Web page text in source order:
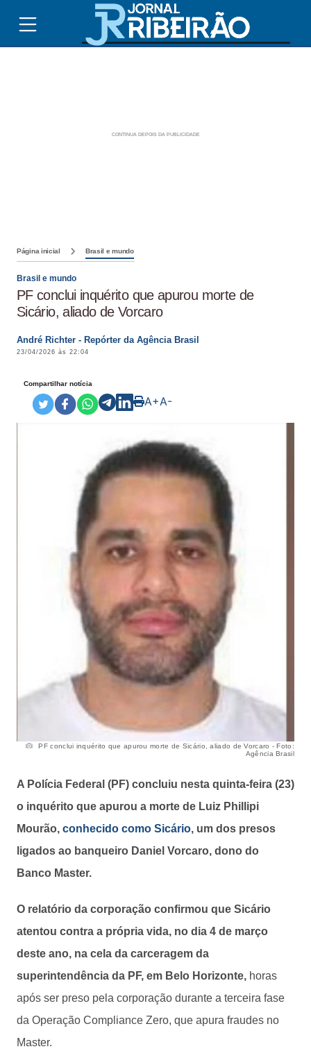
Página inicial Brasil e mundo
Brasil e mundo
PF conclui inquérito que apurou morte de
Sicário, aliado de Vorcaro
André Richter - Repórter da Agência Brasil
23/04/2026 às 22:04
Compartilhar notícia
A+A-
PF conclui inquérito que apurou morte de Sicário, aliado de Vorcaro - Foto:
Agência Brasil
A Polícia Federal (PF) concluiu nesta quinta-feira (23)
o inquérito que apurou a morte de Luiz Phillipi
Mourão, conhecido como Sicário, um dos presos
ligados ao banqueiro Daniel Vorcaro, dono do
Banco Master.
O relatório da corporação confirmou que Sicário
atentou contra a própria vida, no dia 4 de março
deste ano, na cela da carceragem da
superintendência da PF, em Belo Horizonte, horas
após ser preso pela corporação durante a terceira fase
da Operação Compliance Zero, que apura fraudes no
Master.